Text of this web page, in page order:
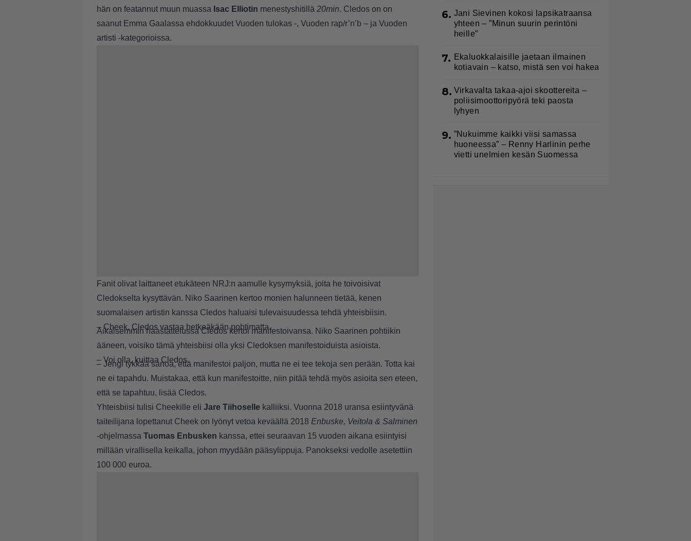
hän on featannut muun muassa Isac Elliotin menestyshitillä 20min. Cledos on on
saanut Emma Gaalassa ehdokkuudet Vuoden tulokas -, Vuoden rap/r’n’b – ja Vuoden
artisti -kategorioissa.
Fanit olivat laittaneet etukäteen NRJ:n aamulle kysymyksiä, joita he toivoisivat
Cledokselta kysyttävän. Niko Saarinen kertoo monien halunneen tietää, kenen
suomalaisen artistin kanssa Cledos haluaisi tulevaisuudessa tehdä yhteisbiisin.
– Cheek, Cledos vastaa hetkeäkään pohtimatta.
Aikaisemmin haastattelussa Cledos kertoi manifestoivansa. Niko Saarinen pohtiikin
ääneen, voisiko tämä yhteisbiisi olla yksi Cledoksen manifestoiduista asioista.
– Voi olla, kuittaa Cledos.
– Jengi tykkää sanoa, että manifestoi paljon, mutta ne ei tee tekoja sen perään. Totta kai
ne ei tapahdu. Muistakaa, että kun manifestoitte, niin pitää tehdä myös asioita sen eteen,
että se tapahtuu, lisää Cledos.
Yhteisbiisi tulisi Cheekille eli Jare Tiihoselle kalliiksi. Vuonna 2018 uransa esiintyvänä
taiteilijana lopettanut Cheek on lyönyt vetoa keväällä 2018 Enbuske, Veitola & Salminen
-ohjelmassa Tuomas Enbusken kanssa, ettei seuraavan 15 vuoden aikana esiintyisi
millään virallisella keikalla, johon myydään pääsylippuja. Panokseksi vedolle asetettiin
100 000 euroa.
6. Jani Sievinen kokosi lapsikatraansa
yhteen – ”Minun suurin perintöni
heille”
7. Ekaluokkalaisille jaetaan ilmainen
kotiavain – katso, mistä sen voi hakea
8. Virkavalta takaa-ajoi skoottereita –
poliisimoottoripyörä teki paosta
lyhyen
9. ”Nukuimme kaikki viisi samassa
huoneessa” – Renny Harlinin perhe
vietti unelmien kesän Suomessa